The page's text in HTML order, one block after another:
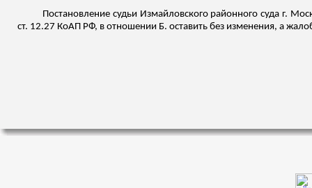
Постановление судьи Измайловского районного суда г.
ст. 12.27 КоАП РФ, в отношении Б. оставить без изменения, а